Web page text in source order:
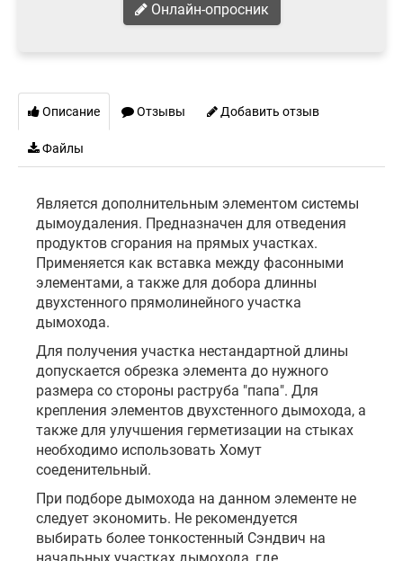
Онлайн-опросник
Описание Отзывы Добавить отзыв
Файлы
Является дополнительным элементом системы
дымоудаления. Предназначен для отведения
продуктов сгорания на прямых участках.
Применяется как вставка между фасонными
элементами, а также для добора длинны
двухстенного прямолинейного участка
дымохода.
Для получения участка нестандартной длины
допускается обрезка элемента до нужного
размера со стороны раструба "папа". Для
крепления элементов двухстенного дымохода, а
также для улучшения герметизации на стыках
необходимо использовать Хомут
соеденительный.
При подборе дымохода на данном элементе не
следует экономить. Не рекомендуется
выбирать более тонкостенный Сэндвич на